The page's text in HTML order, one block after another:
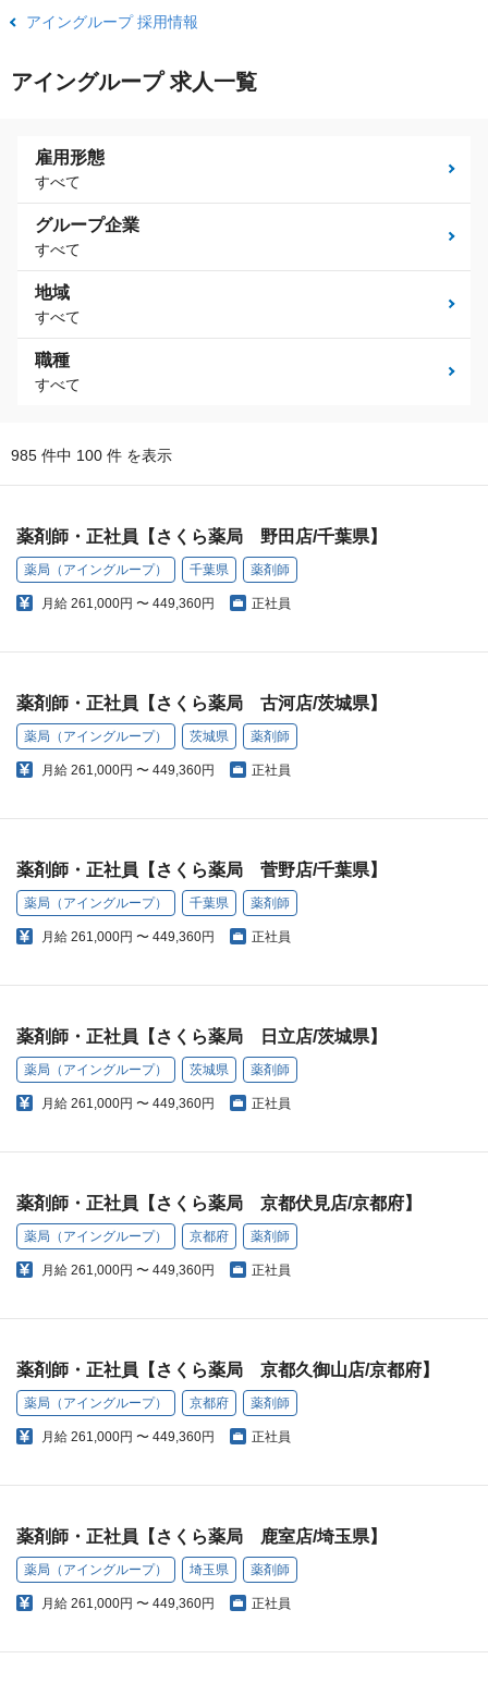
アイングループ 採用情報
アイングループ 求人一覧
雇用形態
すべて
グループ企業
すべて
地域
すべて
職種
すべて
985 件中 100 件 を表示
薬剤師・正社員【さくら薬局 野田店/千葉県】
薬局（アイングループ） 千葉県 薬剤師
月給 261,000円 〜 449,360円 正社員
薬剤師・正社員【さくら薬局 古河店/茨城県】
薬局（アイングループ） 茨城県 薬剤師
月給 261,000円 〜 449,360円 正社員
薬剤師・正社員【さくら薬局 菅野店/千葉県】
薬局（アイングループ） 千葉県 薬剤師
月給 261,000円 〜 449,360円 正社員
薬剤師・正社員【さくら薬局 日立店/茨城県】
薬局（アイングループ） 茨城県 薬剤師
月給 261,000円 〜 449,360円 正社員
薬剤師・正社員【さくら薬局 京都伏見店/京都府】
薬局（アイングループ） 京都府 薬剤師
月給 261,000円 〜 449,360円 正社員
薬剤師・正社員【さくら薬局 京都久御山店/京都府】
薬局（アイングループ） 京都府 薬剤師
月給 261,000円 〜 449,360円 正社員
薬剤師・正社員【さくら薬局 鹿室店/埼玉県】
薬局（アイングループ） 埼玉県 薬剤師
月給 261,000円 〜 449,360円 正社員